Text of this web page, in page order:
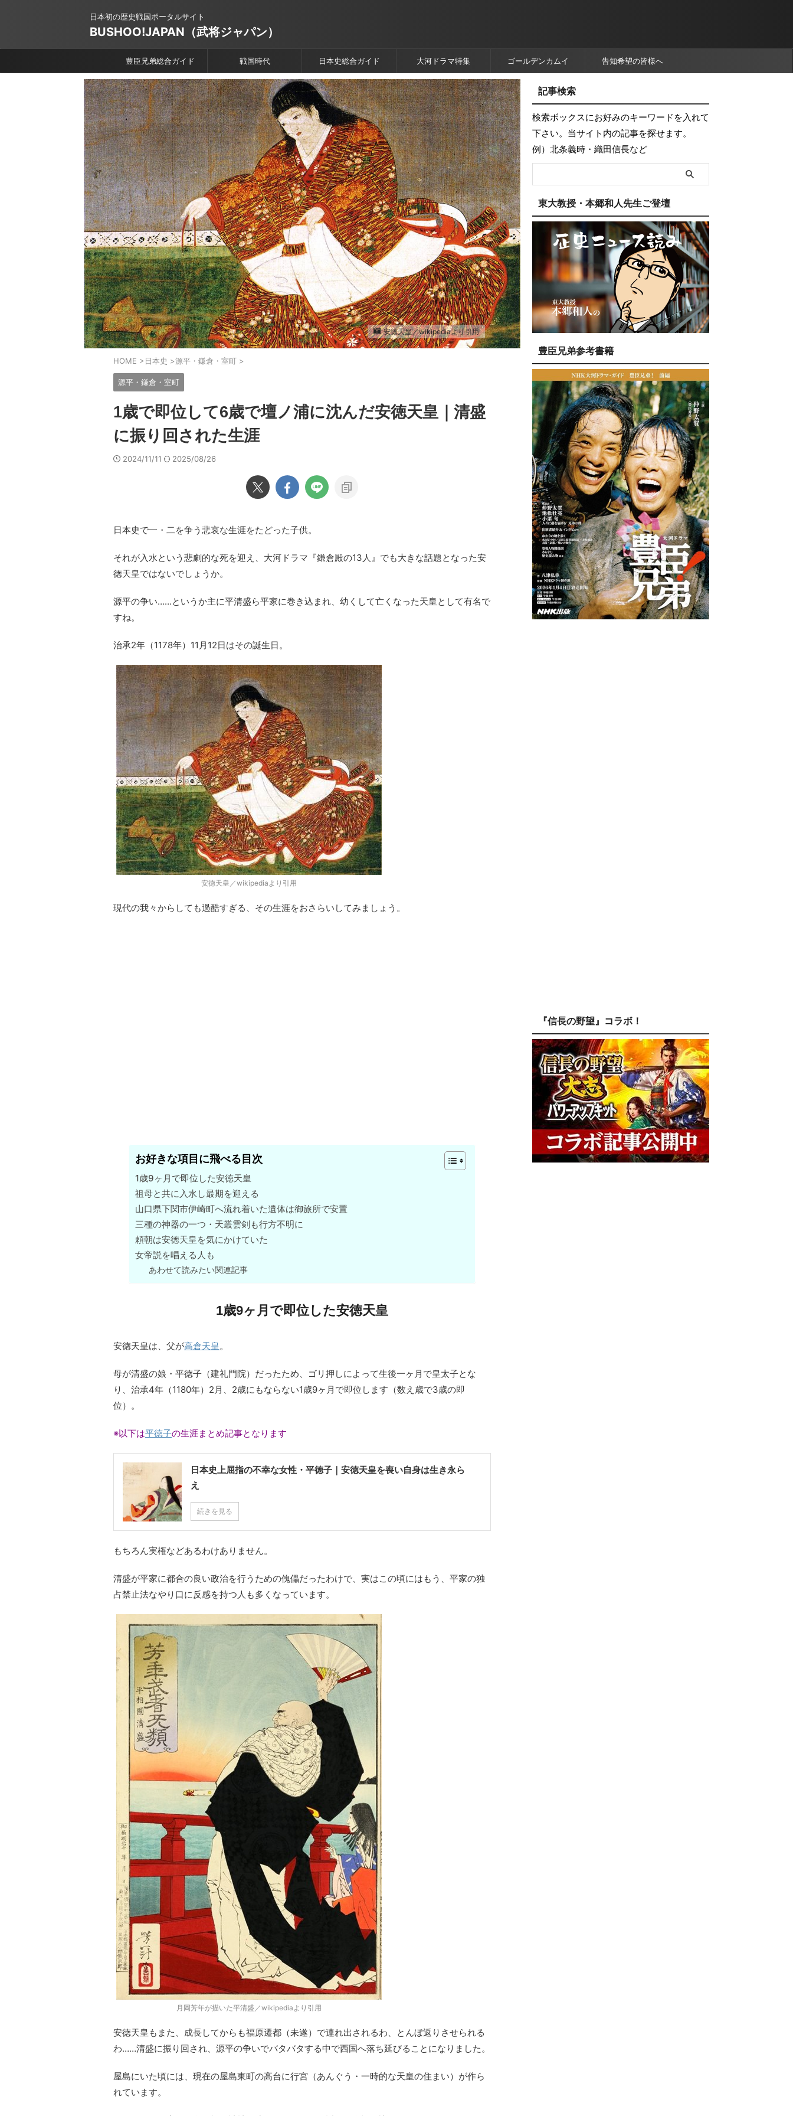
日本初の歴史戦国ポータルサイト
BUSHOO!JAPAN（武将ジャパン）
豊臣兄弟総合ガイド 戦国時代 日本史総合ガイド 大河ドラマ特集 ゴールデンカムイ 告知希望の皆様へ
安徳天皇／wikipediaより引用
HOME >日本史 >源平・鎌倉・室町 >
源平・鎌倉・室町
1歳で即位して6歳で壇ノ浦に沈んだ安徳天皇｜清盛
に振り回された生涯
2024/11/11 2025/08/26
日本史で一・二を争う悲哀な生涯をたどった子供。
それが入水という悲劇的な死を迎え、大河ドラマ『鎌倉殿の13人』でも大きな話題となった安
徳天皇ではないでしょうか。
源平の争い……というか主に平清盛ら平家に巻き込まれ、幼くして亡くなった天皇として有名で
すね。
治承2年（1178年）11月12日はその誕生日。
安徳天皇／wikipediaより引用
現代の我々からしても過酷すぎる、その生涯をおさらいしてみましょう。
お好きな項目に飛べる目次
1歳9ヶ月で即位した安徳天皇
祖母と共に入水し最期を迎える
山口県下関市伊崎町へ流れ着いた遺体は御旅所で安置
三種の神器の一つ・天叢雲剣も行方不明に
頼朝は安徳天皇を気にかけていた
女帝説を唱える人も
あわせて読みたい関連記事
1歳9ヶ月で即位した安徳天皇
安徳天皇は、父が高倉天皇。
母が清盛の娘・平徳子（建礼門院）だったため、ゴリ押しによって生後一ヶ月で皇太子とな
り、治承4年（1180年）2月、2歳にもならない1歳9ヶ月で即位します（数え歳で3歳の即
位）。
※以下は平徳子の生涯まとめ記事となります
日本史上屈指の不幸な女性・平徳子｜安徳天皇を喪い自身は生き永ら
え
続きを見る
もちろん実権などあるわけありません。
清盛が平家に都合の良い政治を行うための傀儡だったわけで、実はこの頃にはもう、平家の独
占禁止法なやり口に反感を持つ人も多くなっています。
月岡芳年が描いた平清盛／wikipediaより引用
安徳天皇もまた、成長してからも福原遷都（未遂）で連れ出されるわ、とんぼ返りさせられる
わ……清盛に振り回され、源平の争いでバタバタする中で西国へ落ち延びることになりました。
屋島にいた頃には、現在の屋島東町の高台に行宮（あんぐう・一時的な天皇の住まい）が作ら
れています。
記事検索
検索ボックスにお好みのキーワードを入れて
下さい。当サイト内の記事を探せます。
例）北条義時・織田信長など
東大教授・本郷和人先生ご登壇
豊臣兄弟参考書籍
『信長の野望』コラボ！